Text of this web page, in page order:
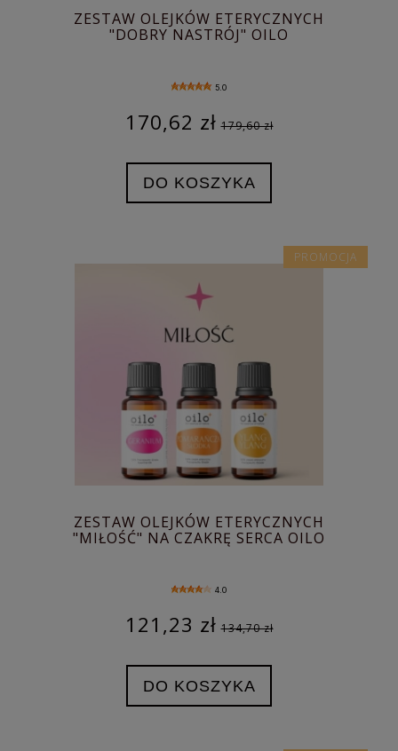
ZESTAW OLEJKÓW ETERYCZNYCH
"DOBRY NASTRÓJ" OILO
5.0
170,62 zł 179,60 zł
DO KOSZYKA
ZESTAW OLEJKÓW ETERYCZNYCH
"MIŁOŚĆ" NA CZAKRĘ SERCA OILO
4.0
121,23 zł 134,70 zł
DO KOSZYKA
PROMOCJA